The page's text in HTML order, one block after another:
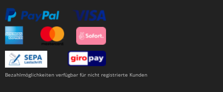
Bezahlmöglichkeiten verfügbar für nicht registrierte Kunden